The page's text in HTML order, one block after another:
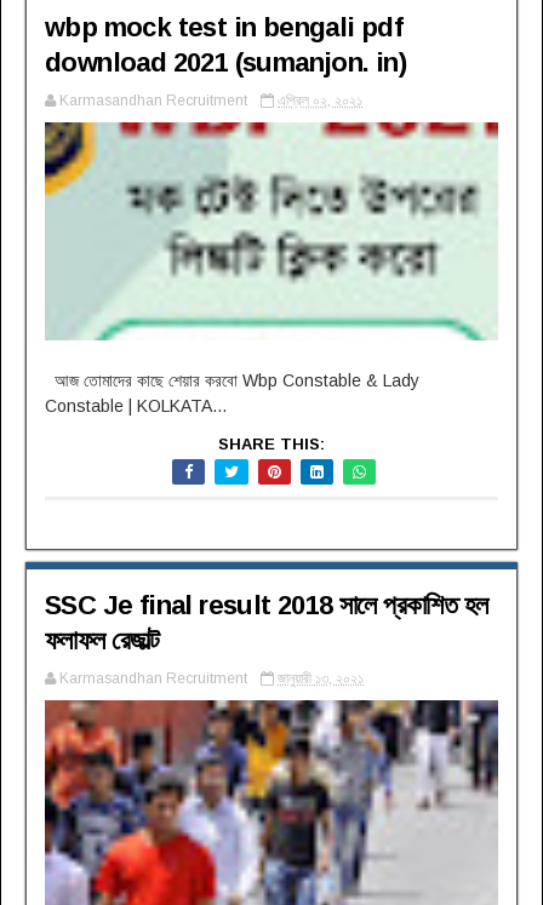
wbp mock test in bengali pdf
download 2021 (sumanjon. in)
Karmasandhan Recruitment এপ্রিল ০২, ২০২১
আজ তোমাদের কাছে শেয়ার করবো Wbp Constable & Lady
Constable | KOLKATA...
SHARE THIS:
SSC Je final result 2018 সালে প্রকাশিত হল
ফলাফল রেজাল্ট
Karmasandhan Recruitment জানুয়ারী ১৩, ২০২১